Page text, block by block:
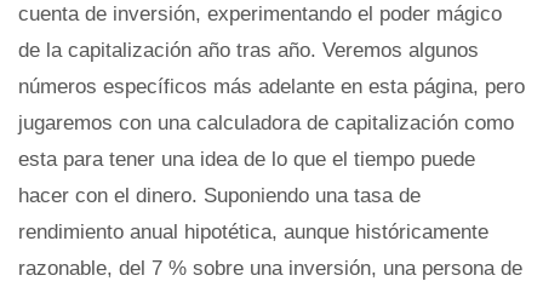
cuenta de inversión, experimentando el poder mágico
de la capitalización año tras año. Veremos algunos
números específicos más adelante en esta página, pero
jugaremos con una calculadora de capitalización como
esta para tener una idea de lo que el tiempo puede
hacer con el dinero. Suponiendo una tasa de
rendimiento anual hipotética, aunque históricamente
razonable, del 7 % sobre una inversión, una persona de